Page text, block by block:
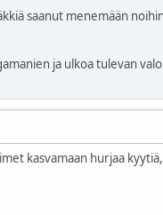
saanut menemään
ja ulkoa tulevan
kasvamaan hurjaa